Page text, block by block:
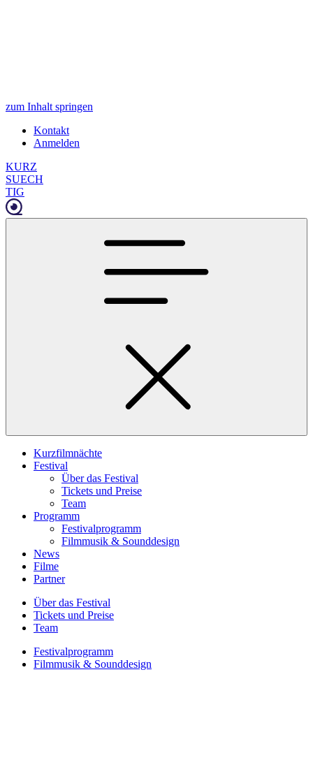
zum Inhalt springen
Kontakt
Anmelden
KURZ
SUECH
TIG
Kurzfilmnächte
Festival
Über das Festival
Tickets und Preise
Team
Programm
Festivalprogramm
Filmmusik & Sounddesign
News
Filme
Partner
Über das Festival
Tickets und Preise
Team
Festivalprogramm
Filmmusik & Sounddesign